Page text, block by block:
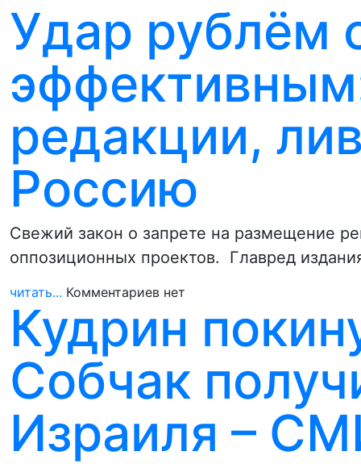
Удар рублём
редакции,
Россию
Свежий закон о запрете на размещение
оппозиционных проектов. Главред
читать... Комментариев нет
Кудрин
Собчак
Израиля –